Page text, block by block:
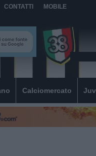
CONTATTI MOBILE
Calciomercato